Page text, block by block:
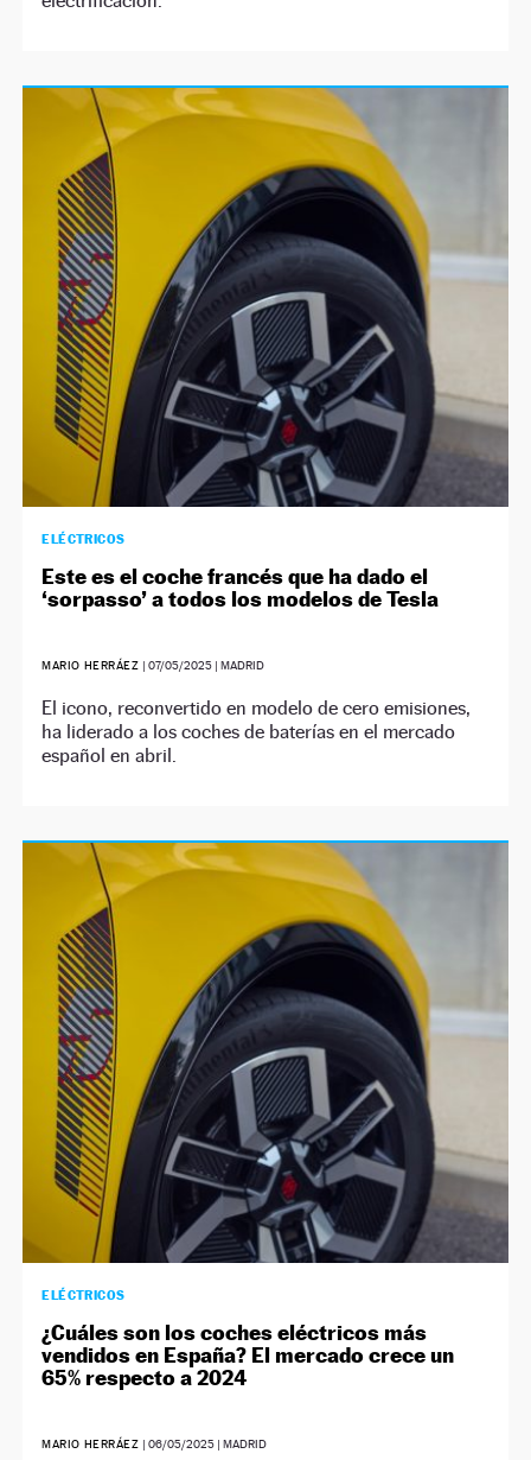
ELÉCTRICOS
Este es el coche francés que ha dado el
‘sorpasso’ a todos los modelos de Tesla
MARIO HERRÁEZ | 07/05/2025| MADRID
El icono, reconvertido en modelo de cero emisiones,
ha liderado a los coches de baterías en el mercado
español en abril.
ELÉCTRICOS
¿Cuáles son los coches eléctricos más
vendidos en España? El mercado crece un
65% respecto a 2024
MARIO HERRÁEZ | 06/05/2025| MADRID